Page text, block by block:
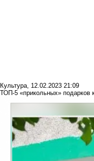
Культура, 12.02.2023 21:09
ТОП-5 «прикольных»